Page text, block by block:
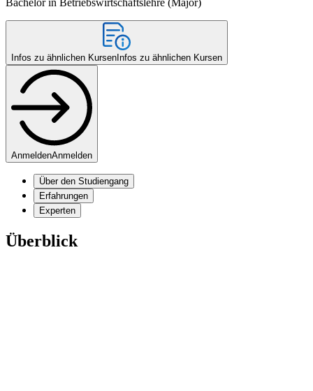
Infos zu ähnlichen Kursen Infos zu ähnlichen Kursen
AnmeldenAnmelden
Über den Studiengang
Erfahrungen
Experten
Überblick